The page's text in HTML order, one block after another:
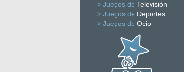
> Juegos de Televisión
> Juegos de Deportes
> Juegos de Ocio